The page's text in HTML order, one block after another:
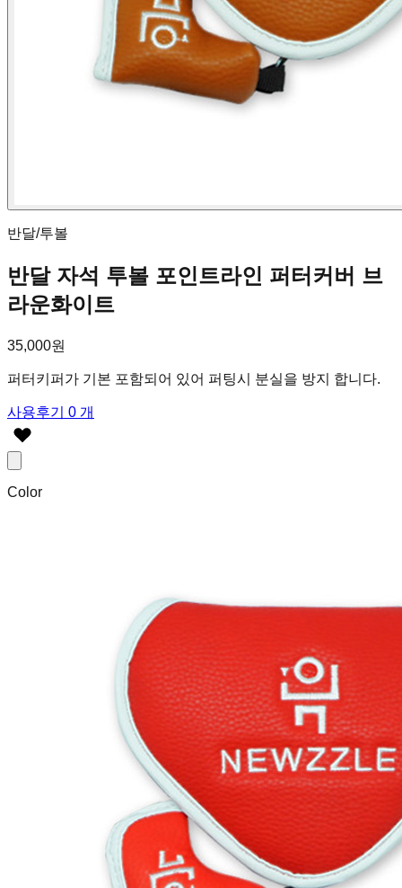
반달/투볼
반달 자석 투볼 포인트라인 퍼터커버 브
라운화이트
35,000원
퍼터키퍼가 기본 포함되어 있어 퍼팅시 분실을 방지 합니다.
사용후기 0 개
Color